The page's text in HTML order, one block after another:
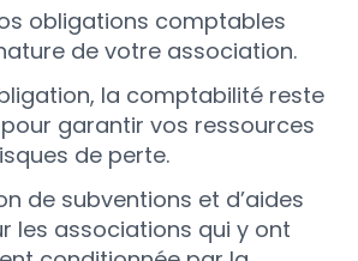
obligations comptables
de votre association.
la comptabilité reste
garantir vos ressources
de perte.
de subventions et d’aides
les associations qui y ont